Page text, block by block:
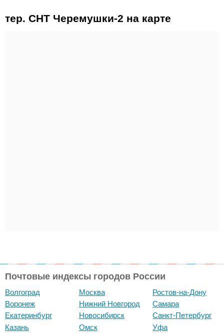
тер. СНТ Черемушки-2 на карте
Почтовые индексы городов России
Волгоград
Воронеж
Екатеринбург
Казань
Москва
Нижний Новгород
Новосибирск
Омск
Ростов-на-Дону
Самара
Санкт-Петербург
Уфа